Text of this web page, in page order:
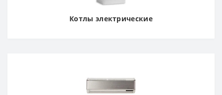
Котлы электрические